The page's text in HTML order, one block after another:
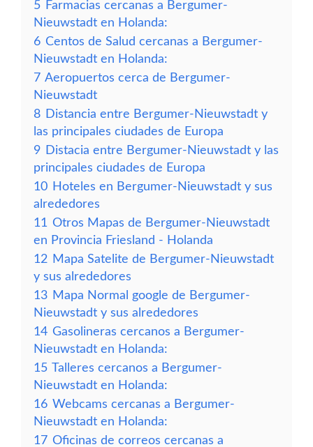
5 Farmacias cercanas a Bergumer-
Nieuwstadt en Holanda:
6 Centos de Salud cercanas a Bergumer-
Nieuwstadt en Holanda:
7 Aeropuertos cerca de Bergumer-
Nieuwstadt
8 Distancia entre Bergumer-Nieuwstadt y
las principales ciudades de Europa
9 Distacia entre Bergumer-Nieuwstadt y las
principales ciudades de Europa
10 Hoteles en Bergumer-Nieuwstadt y sus
alrededores
11 Otros Mapas de Bergumer-Nieuwstadt
en Provincia Friesland - Holanda
12 Mapa Satelite de Bergumer-Nieuwstadt
y sus alrededores
13 Mapa Normal google de Bergumer-
Nieuwstadt y sus alrededores
14 Gasolineras cercanos a Bergumer-
Nieuwstadt en Holanda:
15 Talleres cercanos a Bergumer-
Nieuwstadt en Holanda:
16 Webcams cercanas a Bergumer-
Nieuwstadt en Holanda:
17 Oficinas de correos cercanas a